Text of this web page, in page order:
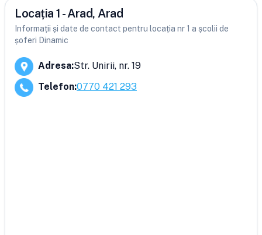
Locația 1 - Arad, Arad
Informații și date de contact pentru locația nr 1 a școlii de
șoferi Dinamic
Adresa:Str. Unirii, nr. 19
Telefon:0770 421 293